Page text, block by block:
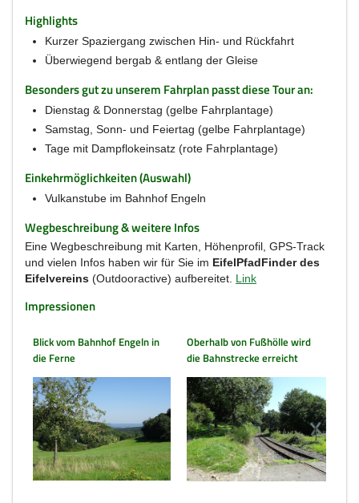
Highlights
Kurzer Spaziergang zwischen Hin- und Rückfahrt
Überwiegend bergab & entlang der Gleise
Besonders gut zu unserem Fahrplan passt diese Tour an:
Dienstag & Donnerstag (gelbe Fahrplantage)
Samstag, Sonn- und Feiertag (gelbe Fahrplantage)
Tage mit Dampflokeinsatz (rote Fahrplantage)
Einkehrmöglichkeiten (Auswahl)
Vulkanstube im Bahnhof Engeln
Wegbeschreibung & weitere Infos
Eine Wegbeschreibung mit Karten, Höhenprofil, GPS-Track
und vielen Infos haben wir für Sie im EifelPfadFinder des
Eifelvereins (Outdooractive) aufbereitet. Link
Impressionen
Blick vom Bahnhof Engeln in
die Ferne
Oberhalb von Fußhölle wird
die Bahnstrecke erreicht